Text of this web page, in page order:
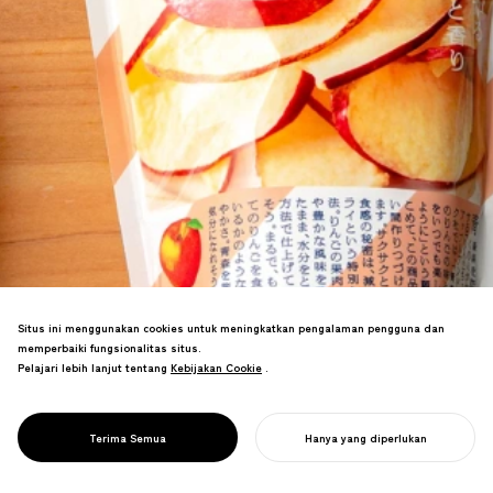
PROJECT
OYATSU TIMES
Menciptakan merek makanan manis
terkena bencana. Produk yang
produsen mencapai popularitas,
mendorong pemulihan ekonomi.
Situs ini menggunakan cookies untuk meningkatkan pengalaman pengguna dan
memperbaiki fungsionalitas situs.
Pelajari lebih lanjut tentang Kebijakan Cookie
Kebijakan Cookie .
Terima Semua Hanya yang diperlukan